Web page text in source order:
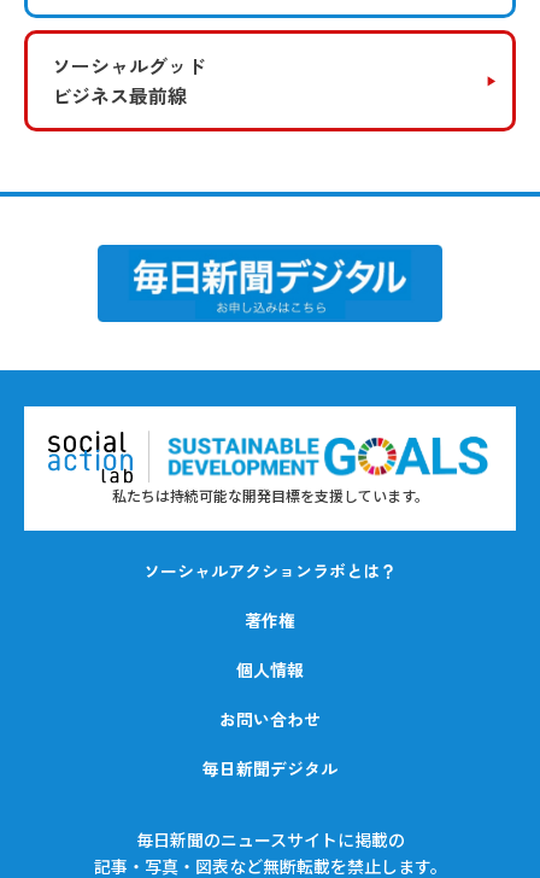
ソーシャルグッド
ビジネス最前線
私たちは持続可能な開発目標を支援しています。
ソーシャルアクションラボとは？
著作権
個人情報
お問い合わせ
毎日新聞デジタル
毎日新聞のニュースサイトに掲載の
記事・写真・図表など無断転載を禁止します。